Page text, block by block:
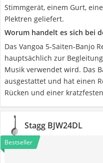
Stimmgerät, einem Gurt,
Plektren geliefert.
Worum handelt es sich bei
Das Vangoa 5-Saiten-Banjo
hauptsächlich zur
Musik verwendet wird. Das
ausgestattet und hat einen
Rücken und einer
Stagg BJW24DL
Bestseller